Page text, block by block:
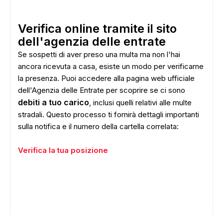
Verifica online tramite il sito
dell'agenzia delle entrate
Se sospetti di aver preso una multa ma non l'hai
ancora ricevuta a casa, esiste un modo per verificarne
la presenza. Puoi accedere alla pagina web ufficiale
dell'Agenzia delle Entrate per scoprire se ci sono
debiti a tuo carico, inclusi quelli relativi alle multe
stradali. Questo processo ti fornirà dettagli importanti
sulla notifica e il numero della cartella correlata:
Verifica la tua posizione